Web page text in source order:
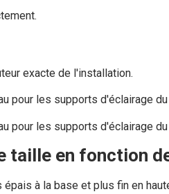
exacte de l'installation.
taille en fonction
à la base et plus fin en